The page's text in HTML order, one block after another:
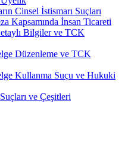
Cinsel İstismarı Suçları
Kapsamında İnsan Ticareti
Bilgiler ve TCK
Düzenleme ve TCK
Kullanma Suçu ve Hukuki
ve Çeşitleri